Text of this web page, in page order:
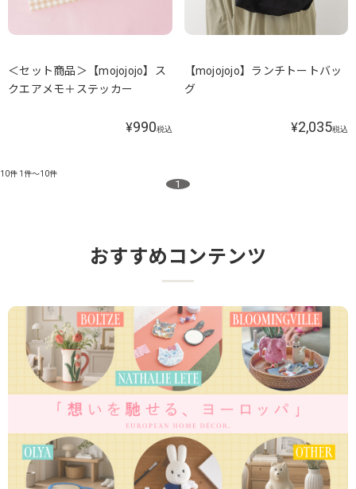
＜セット商品＞【mojojojo】ス
クエアメモ＋ステッカー
¥990税込
【mojojojo】ランチトートバッ
グ
¥2,035税込
10件 1件～10件
1
おすすめコンテンツ